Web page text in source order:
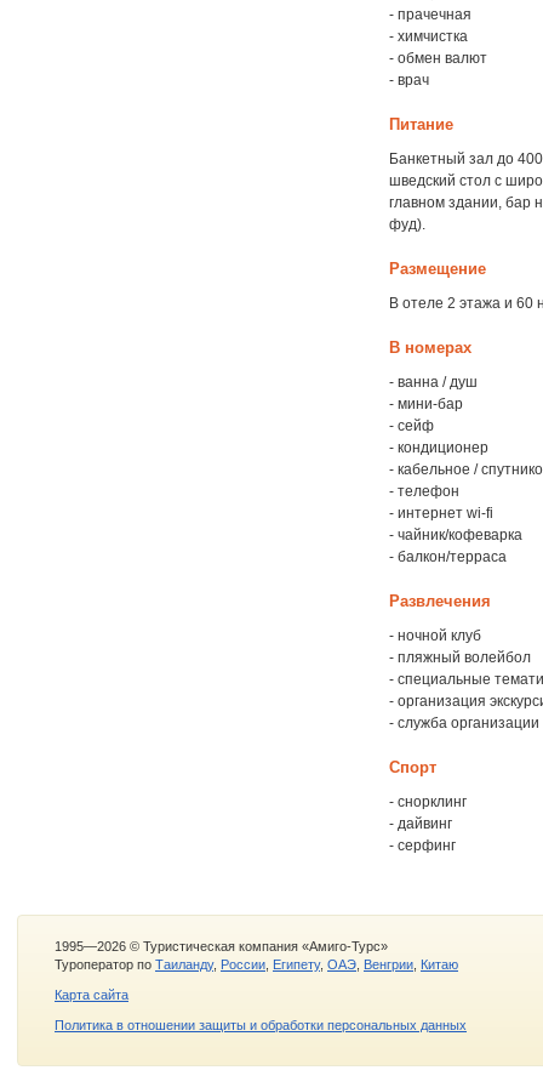
- прачечная
- химчистка
- обмен валют
- врач
Питание
Банкетный зал до
шведский стол с
главном здании, бар
фуд).
Размещение
В отеле 2 этажа и 60
В номерах
- ванна / душ
- мини-бар
- сейф
- кондиционер
- кабельное /
- телефон
- интернет wi-fi
- чайник/кофеварка
- балкон/терраса
Развлечения
- ночной клуб
- пляжный волейбол
- специальные
- организация
- служба организации
Спорт
- снорклинг
- дайвинг
- серфинг
1995—2026 © Туристическая компания «Амиго-Турс»
Туроператор по Таиланду, России Египету, ОАЭ Венгрии Китаю
Карта сайта
Политика в отношении защиты и обработки персональных данных